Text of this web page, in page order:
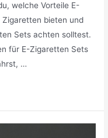
welche Vorteile E-
bieten und
Sets achten solltest.
für E-Zigaretten Sets
…